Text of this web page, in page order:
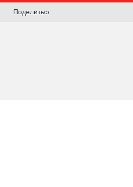
Поделиться: